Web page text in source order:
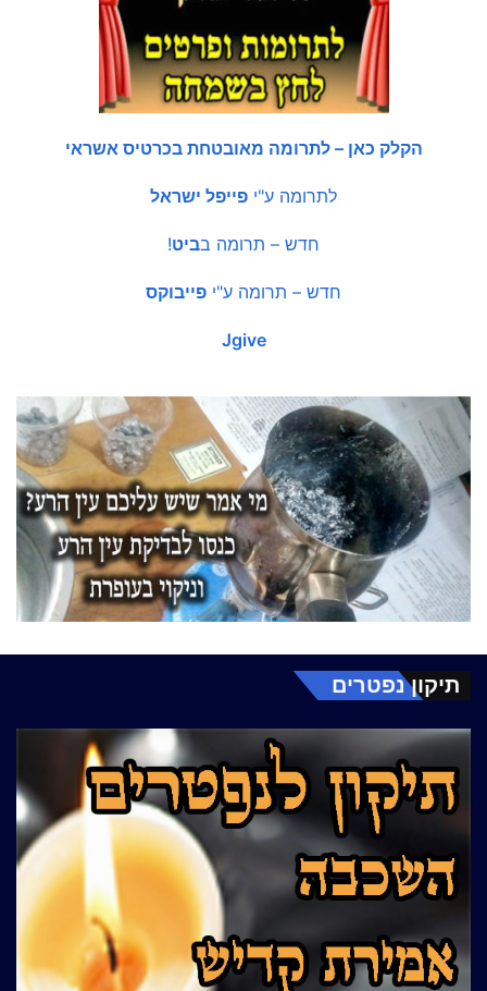
הקלק כאן – לתרומה מאובטחת בכרטיס אשראי
לתרומה ע"י פייפל ישראל
חדש – תרומה בביט!
חדש – תרומה ע"י פייבוקס
Jgive
תיקון נפטרים